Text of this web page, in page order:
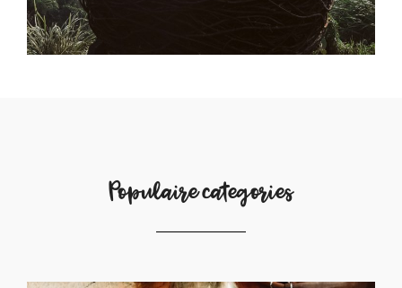
Populaire categories